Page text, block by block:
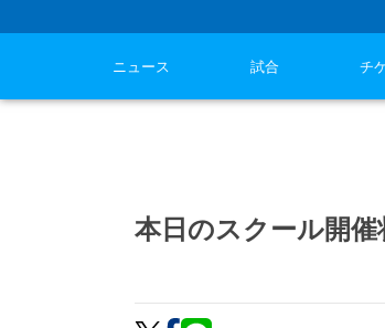
ニュース 試合 チ
本日のスクール開